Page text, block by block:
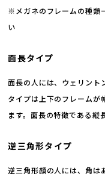
※メガネのフレームの種類
い
面長タイプ
面長の人には、ウェリント
タイプは上下のフレームが
ます。面長の特徴である縦
逆三角形タイプ
逆三角形顔の人には、角は